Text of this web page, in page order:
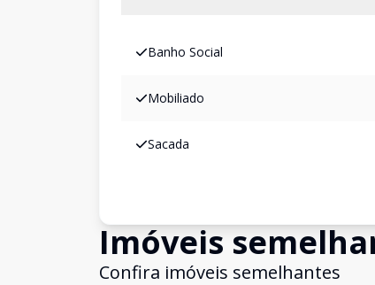
Banho Social
Mobiliado
Sacada
Imóveis
Confira imóveis semelhantes